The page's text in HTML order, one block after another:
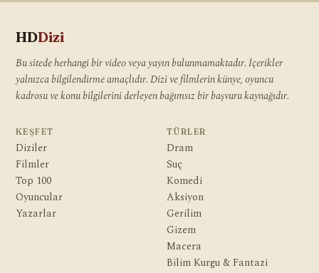
HDDizi
Bu sitede herhangi bir video veya yayın bulunmamaktadır. İçerikler
yalnızca bilgilendirme amaçlıdır. Dizi ve filmlerin künye, oyuncu
kadrosu ve konu bilgilerini derleyen bağımsız bir başvuru kaynağıdır.
KEŞFET
Diziler
Filmler
Top 100
Oyuncular
Yazarlar
TÜRLER
Dram
Suç
Komedi
Aksiyon
Gerilim
Gizem
Macera
Bilim Kurgu & Fantazi